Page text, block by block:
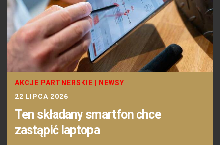
AKCJE PARTNERSKIE
NEWSY
22 LIPCA 2026
Ten składany smartfon chce
zastąpić laptopa